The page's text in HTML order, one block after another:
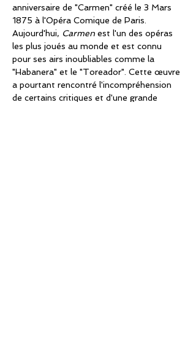
anniversaire de "Carmen" créé le 3 Mars
1875 à l'Opéra Comique de Paris.
Aujourd'hui, Carmen est l'un des opéras
les plus joués au monde et est connu
pour ses airs inoubliables comme la
"Habanera" et le "Toreador". Cette œuvre
a pourtant rencontré l'incompréhension
de certains critiques et d'une grande